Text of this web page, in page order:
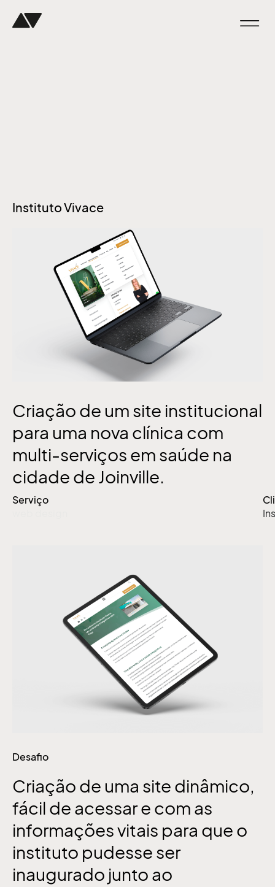
Instituto Vivace
Criação de um site institucional
para uma nova clínica com
multi-serviços em saúde na
cidade de Joinville.
Serviço
Desafio
Criação de uma site dinâmico,
fácil de acessar e com as
informações vitais para que o
instituto pudesse ser
inaugurado junto ao